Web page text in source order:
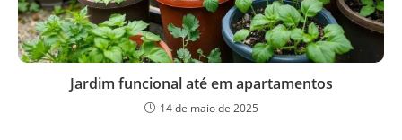
Jardim funcional até em apartamentos
14 de maio de 2025